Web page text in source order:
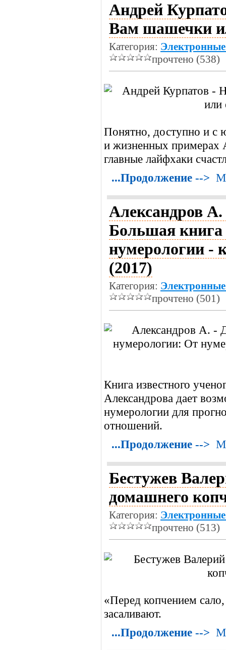
Андрей
Вам шашечки
Категория:
прочтено (538)
Понятно, доступно и с
и жизненных примерах
главные лайфхаки
...Продолжение -->
Александров
Большая
нумерологии -
(2017)
Категория:
прочтено (501)
Книга известного
Александрова дает
нумерологии для
отношений.
...Продолжение -->
Бестужев
домашнего
Категория:
прочтено (513)
«Перед копчением
засаливают.
...Продолжение -->